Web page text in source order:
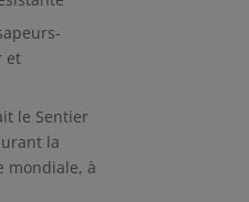
et
le Sentier
la
mondiale, à